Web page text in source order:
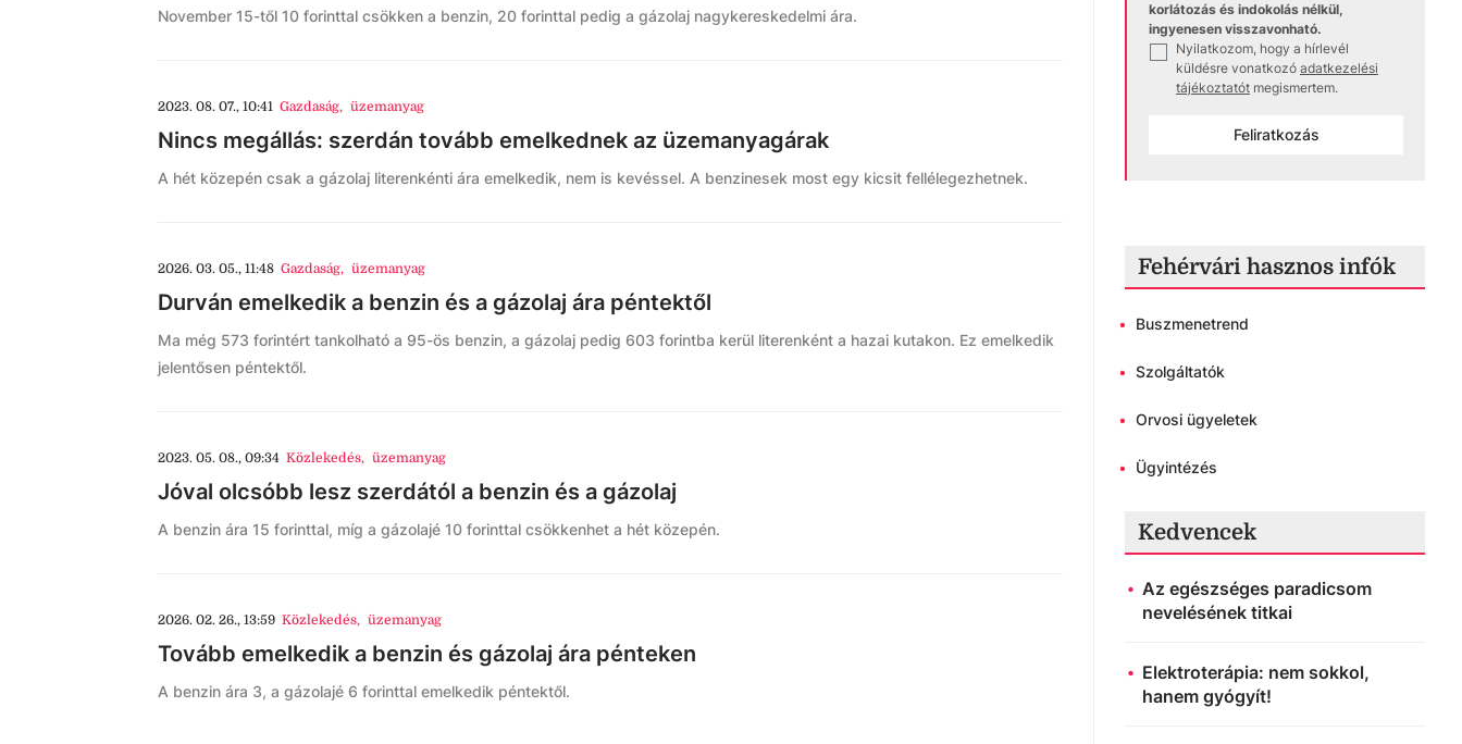
November 15-től 10 forinttal csökken a benzin, 20 forinttal pedig a gázolaj nagykereskedelmi ára.
2023. 08. 07., 10:41 Gazdaság, üzemanyag
Nincs megállás: szerdán tovább emelkednek az üzemanyagárak
A hét közepén csak a gázolaj literenkénti ára emelkedik, nem is kevéssel. A benzinesek most egy kicsit fellélegezhetnek.
2026. 03. 05., 11:48 Gazdaság, üzemanyag
Durván emelkedik a benzin és a gázolaj ára péntektől
Ma még 573 forintért tankolható a 95-ös benzin, a gázolaj pedig 603 forintba kerül literenként a hazai kutakon. Ez emelkedik
jelentősen péntektől.
2023. 05. 08., 09:34 Közlekedés, üzemanyag
Jóval olcsóbb lesz szerdától a benzin és a gázolaj
A benzin ára 15 forinttal, míg a gázolajé 10 forinttal csökkenhet a hét közepén.
2026. 02. 26., 13:59 Közlekedés, üzemanyag
Tovább emelkedik a benzin és gázolaj ára pénteken
A benzin ára 3, a gázolajé 6 forinttal emelkedik péntektől.
korlátozás és indokolás nélkül,
ingyenesen visszavonható.
Nyilatkozom, hogy a hírlevél
küldésre vonatkozó adatkezelési
tájékoztatót megismertem.
Feliratkozás
Fehérvári hasznos infók
• Buszmenetrend
• Szolgáltatók
• Orvosi ügyeletek
• Ügyintézés
Kedvencek
Az egészséges paradicsom
nevelésének titkai
Elektroterápia: nem sokkol,
hanem gyógyít!